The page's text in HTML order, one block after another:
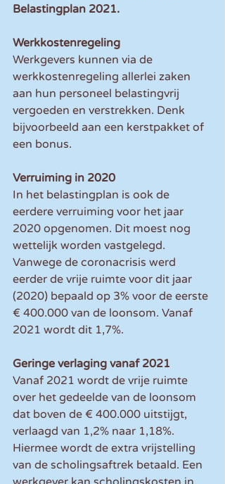
Belastingplan 2021.
Werkkostenregeling
Werkgevers kunnen via de
werkkostenregeling allerlei zaken
aan hun personeel belastingvrij
vergoeden en verstrekken. Denk
bijvoorbeeld aan een kerstpakket of
een bonus.
Verruiming in 2020
In het belastingplan is ook de
eerdere verruiming voor het jaar
2020 opgenomen. Dit moest nog
wettelijk worden vastgelegd.
Vanwege de coronacrisis werd
eerder de vrije ruimte voor dit jaar
(2020) bepaald op 3% voor de eerste
€ 400.000 van de loonsom. Vanaf
2021 wordt dit 1,7%.
Geringe verlaging vanaf 2021
Vanaf 2021 wordt de vrije ruimte
over het gedeelde van de loonsom
dat boven de € 400.000 uitstijgt,
verlaagd van 1,2% naar 1,18%.
Hiermee wordt de extra vrijstelling
van de scholingsaftrek betaald. Een